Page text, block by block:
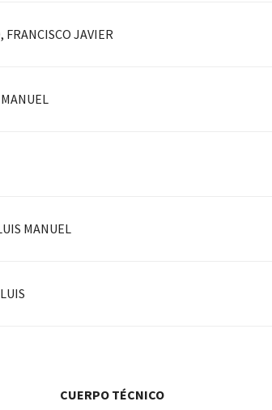
JAVIER
MANUEL
CUERPO TÉCNICO